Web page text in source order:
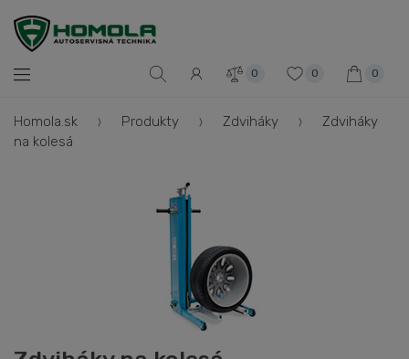
0 0 0
Homola.sk Produkty Zdviháky
Zdviháky
na kolesá